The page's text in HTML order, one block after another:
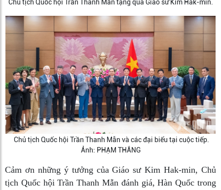
Chủ tịch Quốc hội Trần Thanh Mẫn tặng quà Giáo sư Kim Hak-min.
Chủ tịch Quốc hội Trần Thanh Mẫn và các đại biểu tại cuộc tiếp.
Ảnh: PHẠM THẮNG
Cảm ơn những ý tưởng của Giáo sư Kim Hak-min, Chủ
tịch Quốc hội Trần Thanh Mẫn đánh giá, Hàn Quốc trong